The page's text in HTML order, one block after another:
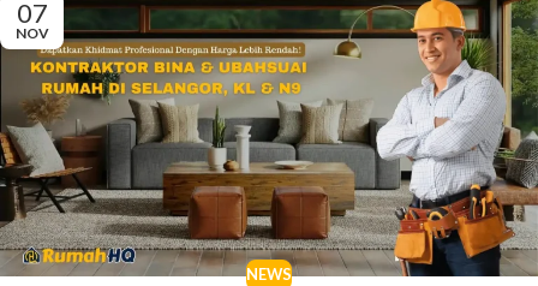
07
NOV
NEWS